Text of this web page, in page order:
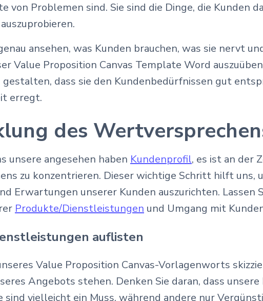
von Problemen sind. Sie sind die Dinge, die Kunden
ansehen, was Kunden brauchen, was sie nervt
Value Proposition Canvas Template Word
gestalten, dass sie den Kundenbedürfnissen gut
erregt.
des
unsere angesehen haben Kundenprofil, es ist an der
zu konzentrieren. Dieser wichtige Schritt hilft uns,
Erwartungen unserer Kunden auszurichten.
Produkte/Dienstleistungen und Umgang mit
auflisten
Value Proposition Canvas-Vorlagenworts
Angebots stehen. Denken Sie daran, dass
sind vielleicht ein Muss, während andere nur